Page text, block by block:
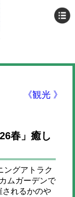
《観光 》
春」癒し
グアトラク
ムガーデンで
されるかのや